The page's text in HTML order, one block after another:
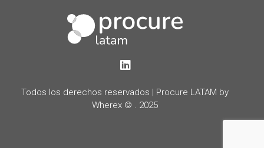
LinkedIn
Todos los derechos reservados | Procure LATAM by
Wherex © . 2025